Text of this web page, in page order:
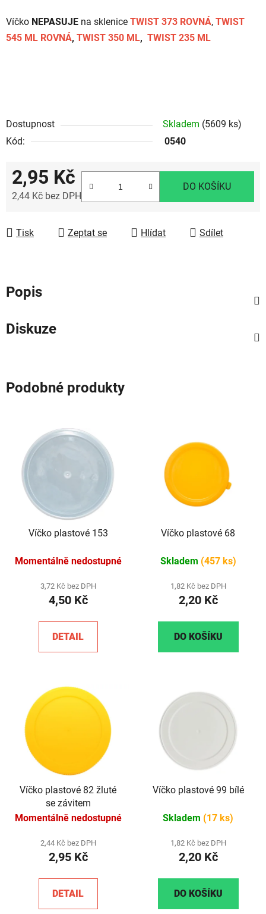
Víčko NEPASUJE na sklenice TWIST 373 ROVNÁ, TWIST
545 ML ROVNÁ, TWIST 350 ML, TWIST 235 ML
Dostupnost Skladem (5609 ks)
Kód:
0540
2,95 Kč
2,44 Kč bez DPH
DO KOŠÍKU
Tisk Zeptat se Hlídat Sdílet
Popis
Diskuze
Podobné produkty
Víčko plastové 153
Momentálně nedostupné
3,72 Kč bez DPH
4,50 Kč
DETAIL
Víčko plastové 68
Skladem (457 ks)
1,82 Kč bez DPH
2,20 Kč
DO KOŠÍKU
Víčko plastové 82 žluté
se závitem
Momentálně nedostupné
2,44 Kč bez DPH
2,95 Kč
DETAIL
Víčko plastové 99 bílé
Skladem (17 ks)
1,82 Kč bez DPH
2,20 Kč
DO KOŠÍKU